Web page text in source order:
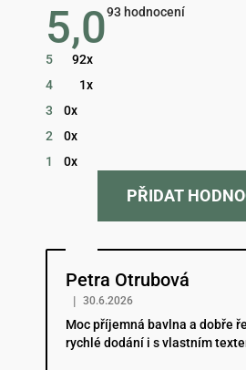
5,0Průměrné
93 hodnocení
5
92x
4
1x
3
0x
2
0x
1
0x
PŘIDAT
Petra Otrubová
Hodnocení obchodu je 5
| 30.6.2026
Moc příjemná bavlna a dobře
rychlé dodání i s vlastním